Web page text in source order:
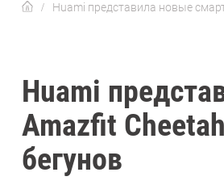
Huami представила новые
Huami
Amazfit
бегунов